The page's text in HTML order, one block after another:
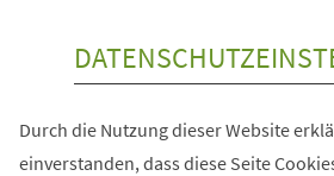
Durch die Nutzung dieser Website
einverstanden, dass diese Seite